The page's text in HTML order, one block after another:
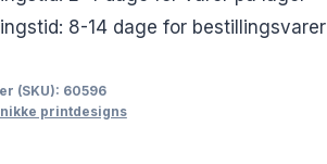
8-14 dage for bestillingsvarer
(SKU): 60596
printdesigns